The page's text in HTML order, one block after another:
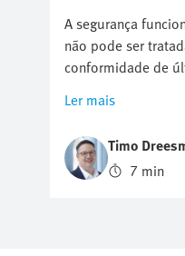
A segurança
não pode ser
conformidade de
movimento,
eficiência
engenharia ou
mostra-lhe como
Ler mais
Timo
7 min